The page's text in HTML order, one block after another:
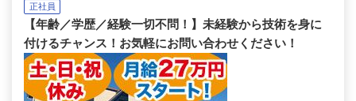
正社員
【年齢／学歴／経験一切不問！】未経験から技術を身に
付けるチャンス！お気軽にお問い合わせください！